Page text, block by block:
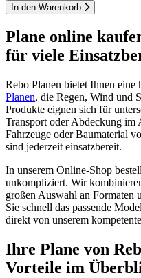
In den Warenkorb
Plane online
für viele
Rebo Planen bietet Ihnen
Planen, die Regen, Wind und
Produkte eignen sich für
Transport oder Abdeckung im
Fahrzeuge oder Baumaterial
sind jederzeit einsatzbereit.
In unserem Online-Shop
unkompliziert. Wir
großen Auswahl an Formaten
Sie schnell das passende
direkt von unserem
Ihre Plane von
Vorteile im